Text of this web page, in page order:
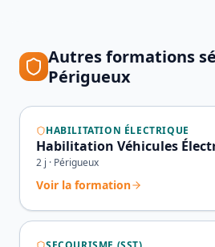
Autres formations
Périgueux
HABILITATION ÉLECTRIQUE
Habilitation Véhicules
2 j · Périgueux
Voir la formation